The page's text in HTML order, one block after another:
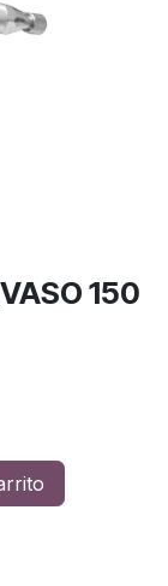
150